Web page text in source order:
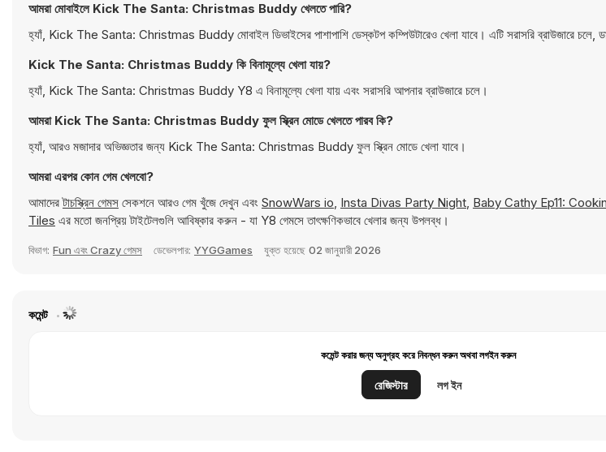
আমরা মোবাইলে Kick The Santa: Christmas Buddy খেলতে পারি?
হ্যাঁ, Kick The Santa: Christmas Buddy মোবাইল ডিভাইসের পাশাপাশি ডেস্কটপ কম্পিউটারেও খেলা যাবে। এটি সরাসরি ব্রাউজারে
Kick The Santa: Christmas Buddy কি বিনামূল্যে খেলা যায়?
হ্যাঁ, Kick The Santa: Christmas Buddy Y8 এ বিনামূল্যে খেলা যায় এবং সরাসরি আপনার ব্রাউজারে চলে।
আমরা Kick The Santa: Christmas Buddy ফুল স্ক্রিন মোডে খেলতে পারব কি?
হ্যাঁ, আরও মজাদার অভিজ্ঞতার জন্য Kick The Santa: Christmas Buddy ফুল স্ক্রিন মোডে খেলা যাবে।
আমরা এরপর কোন গেম খেলবো?
আমাদেরটাচস্ক্রিন গেমস সেকশনে আরও গেম খুঁজে দেখুন এবং SnowWars io, Insta Divas Party Night, Baby Cathy Ep11:
Tiles এর মতো জনপ্রিয় টাইটেলগুলি আবিষ্কার করুন - যা Y8 গেমসে তাৎক্ষণিকভাবে খেলার জন্য উপলব্ধ।
বিভাগ: Fun এবং Crazy গেমস ডেভেলপার: YYGGames যুক্ত হয়েছে 02 জানুয়ারী 2026
কমেন্ট
কমেন্ট করার জন্য অনুগ্রহ করে নিবন্ধন করুন অথবা লগইন করুন
রেজিস্টার লগ ইন